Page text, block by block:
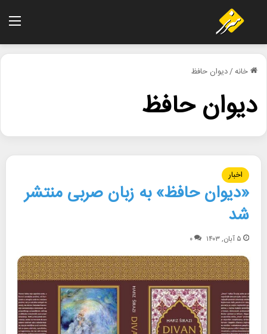
خانه/دیوان حافظ
دیوان حافظ
اخبار
«دیوان حافظ» به زبان صربی منتشر
شد
۵ آبان, ۱۴۰۳ ۰